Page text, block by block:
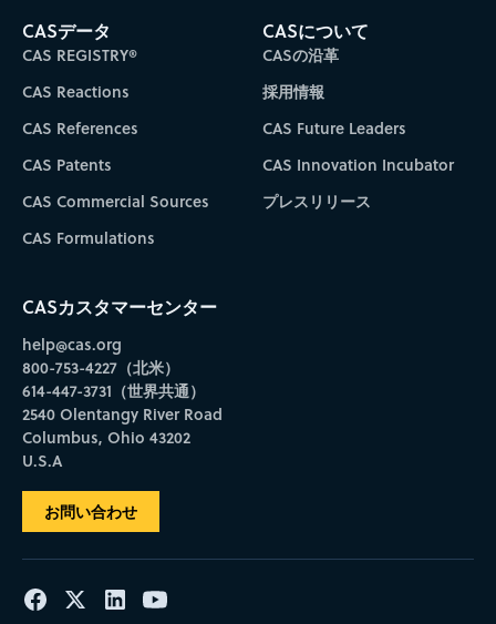
CASデータ
CAS REGISTRY®
CAS Reactions
CAS References
CAS Patents
CAS Commercial Sources
CAS Formulations
CASについて
CASの沿革
採用情報
CAS Future Leaders
CAS Innovation Incubator
プレスリリース
CASカスタマーセンター
help@cas.org
800-753-4227（北米）
614-447-3731（世界共通）
2540 Olentangy River Road
Columbus, Ohio 43202
U.S.A
お問い合わせ